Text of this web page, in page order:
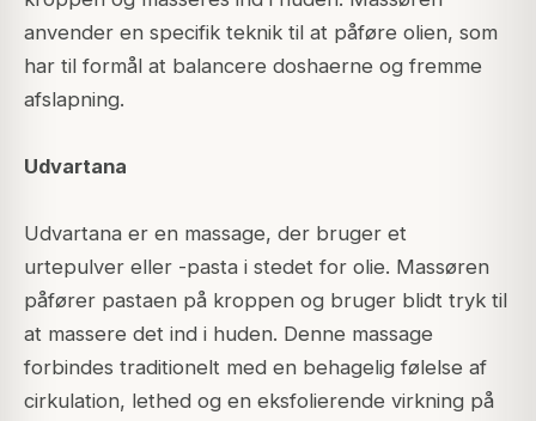
anvender en specifik teknik til at påføre olien, som
har til formål at balancere doshaerne og fremme
afslapning.
Udvartana
Udvartana er en massage, der bruger et
urtepulver eller -pasta i stedet for olie. Massøren
påfører pastaen på kroppen og bruger blidt tryk til
at massere det ind i huden. Denne massage
forbindes traditionelt med en behagelig følelse af
cirkulation, lethed og en eksfolierende virkning på